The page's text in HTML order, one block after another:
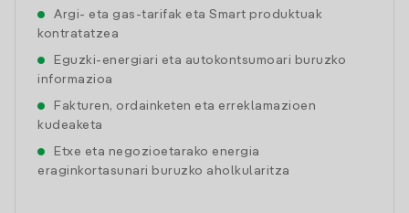
Argi- eta gas-tarifak eta Smart produktuak
kontratatzea
Eguzki-energiari eta autokontsumoari buruzko
informazioa
Fakturen, ordainketen eta erreklamazioen
kudeaketa
Etxe eta negozioetarako energia
eraginkortasunari buruzko aholkularitza